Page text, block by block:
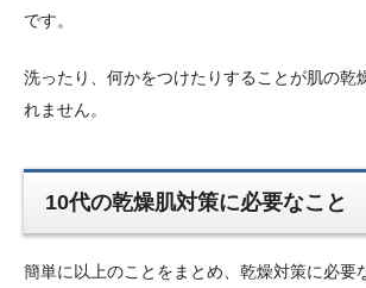
です。
洗ったり、何かをつけたりすることが肌の乾
れません。
10代の乾燥肌対策に必要なこと
簡単に以上のことをまとめ、乾燥対策に必要